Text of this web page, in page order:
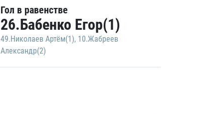
Гол в равенстве
26.Бабенко Егор(1)
49.Николаев Артём(1), 10.Жабреев
Александр(2)